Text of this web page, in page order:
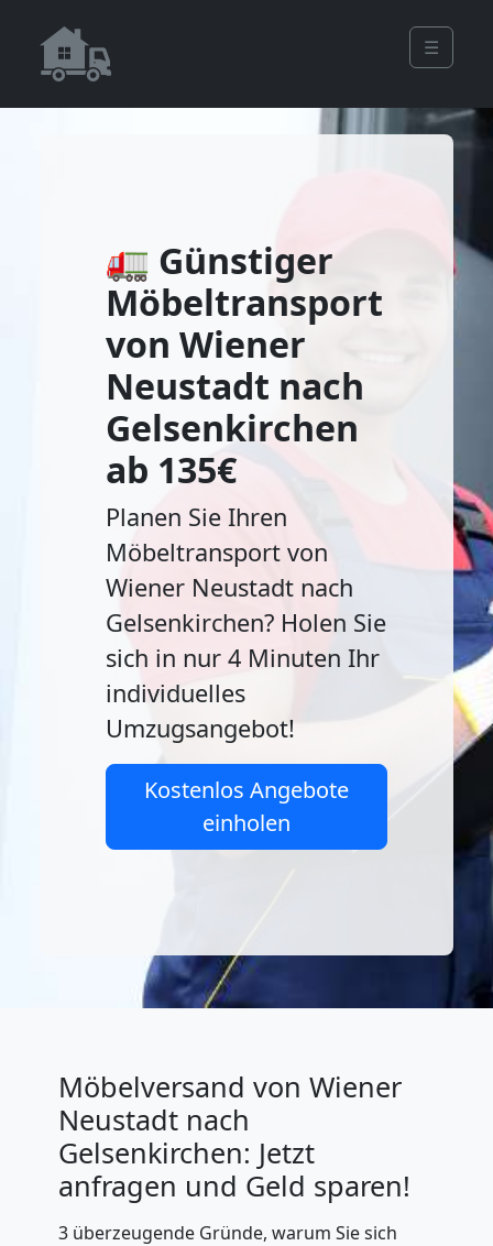
☰
🚛 Günstiger
Möbeltransport
von Wiener
Neustadt nach
Gelsenkirchen
ab 135€
Planen Sie Ihren
Möbeltransport von
Wiener Neustadt nach
Gelsenkirchen? Holen Sie
sich in nur 4 Minuten Ihr
individuelles
Umzugsangebot!
Kostenlos Angebote
einholen
Möbelversand von Wiener
Neustadt nach
Gelsenkirchen: Jetzt
anfragen und Geld sparen!
3 überzeugende Gründe, warum Sie sich